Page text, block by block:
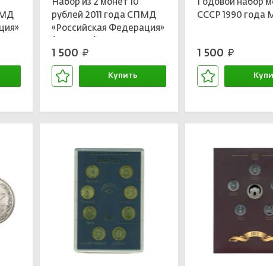
Набор из 2 монет 10
рублей 2011 года СПМД
«Российская Федерация»
1 500 руб.
Купить
Годовой набор
СССР 1990
1 500 руб.